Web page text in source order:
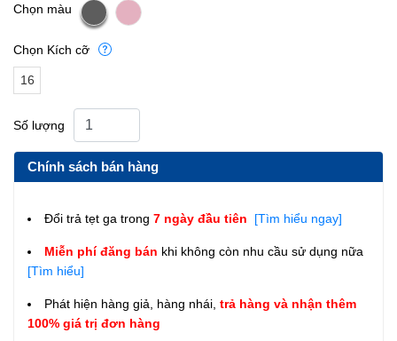
Chọn màu
Chọn Kích cỡ
16
7
Số lượng
Chính sách bán hàng
Đổi trả tẹt ga trong 7 ngày đầu tiên [Tìm hiểu ngay]
Miễn phí đăng bán khi không còn nhu cầu sử dụng nữa
[Tìm hiểu]
Phát hiện hàng giả, hàng nhái, trả hàng và nhận thêm
100% giá trị đơn hàng